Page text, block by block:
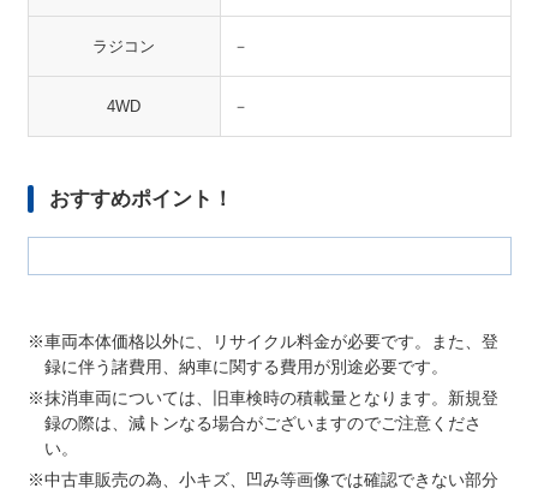
ラジコン －
4WD －
おすすめポイント！
車両本体価格以外に、リサイクル料金が必要です。また、登
録に伴う諸費用、納車に関する費用が別途必要です。
抹消車両については、旧車検時の積載量となります。新規登
録の際は、減トンなる場合がございますのでご注意くださ
い。
中古車販売の為、小キズ、凹み等画像では確認できない部分